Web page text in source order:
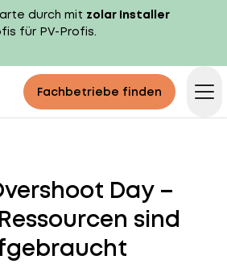
durch mit zolar Installer
für PV-Profis.
Fachbetriebe finden
Day –
sind